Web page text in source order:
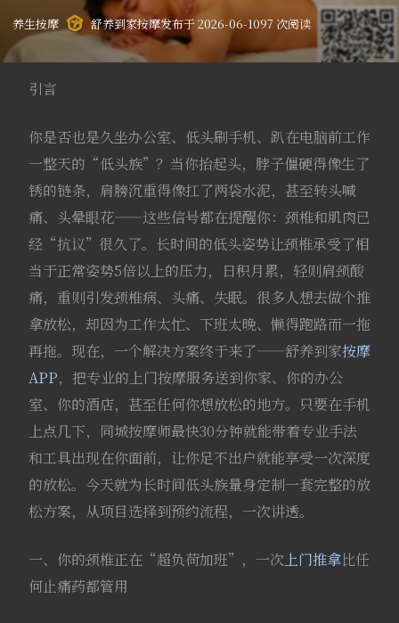
养生按摩 舒养到家按摩发布于 2026-06-1097 次阅读
引言
你是否也是久坐办公室、低头刷手机、趴在电脑前工作
一整天的“低头族”？当你抬起头，脖子僵硬得像生了
锈的链条，肩膀沉重得像扛了两袋水泥，甚至转头喊
痛、头晕眼花——这些信号都在提醒你：颈椎和肌肉已
经“抗议”很久了。长时间的低头姿势让颈椎承受了相
当于正常姿势5倍以上的压力，日积月累，轻则肩颈酸
痛，重则引发颈椎病、头痛、失眠。很多人想去做个推
拿放松，却因为工作太忙、下班太晚、懒得跑路而一拖
再拖。现在，一个解决方案终于来了——舒养到家按摩
APP，把专业的上门按摩服务送到你家、你的办公
室、你的酒店，甚至任何你想放松的地方。只要在手机
上点几下，同城按摩师最快30分钟就能带着专业手法
和工具出现在你面前，让你足不出户就能享受一次深度
的放松。今天就为长时间低头族量身定制一套完整的放
松方案，从项目选择到预约流程，一次讲透。
一、你的颈椎正在“超负荷加班”，一次 上门推拿比任
何止痛药都管用